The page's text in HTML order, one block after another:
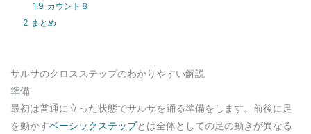
1.9 カウント８
2 まとめ
サルサのクロスステップのわかりやすい解説
準備
最初は普通に立った状態でサルサを踊る準備をします。前後に足
を動かすベーシックステップとは全体としての足の動きが異なる